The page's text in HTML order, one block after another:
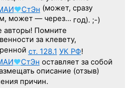
♥СтЭн (может, сразу
может — через… год). ;-)
авторы! Помните
за клевету,
ст. 128.1 УК РФ!
♥СтЭн оставляет за собой
описание (отзыв)
причин.